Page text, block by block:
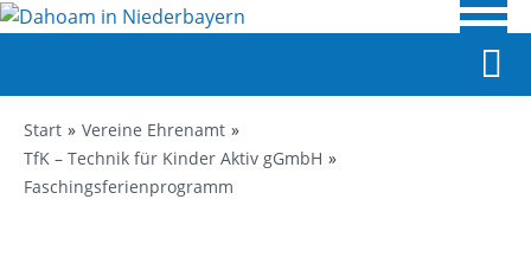
Start
Vereine Ehrenamt
TfK – Technik für Kinder Aktiv gGmbH
Faschingsferienprogramm